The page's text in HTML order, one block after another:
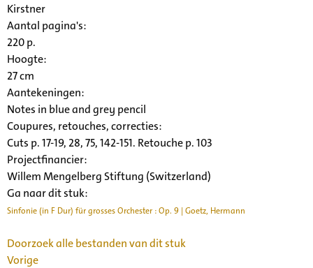
Kirstner
Aantal pagina's:
220 p.
Hoogte:
27 cm
Aantekeningen:
Notes in blue and grey pencil
Coupures, retouches, correcties:
Cuts p. 17-19, 28, 75, 142-151. Retouche p. 103
Projectfinancier:
Willem Mengelberg Stiftung (Switzerland)
Ga naar dit stuk:
Sinfonie (in F Dur) für grosses Orchester : Op. 9 | Goetz, Hermann
Doorzoek alle bestanden van dit stuk
Vorige